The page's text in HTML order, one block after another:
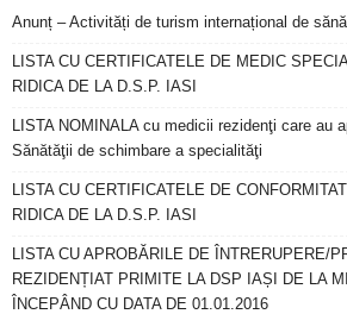
Anunț – Activități de turism internațional de
LISTA CU CERTIFICATELE DE MEDIC
RIDICA DE LA D.S.P. IASI
LISTA NOMINALA cu medicii rezidenţi care au
Sănătăţii de schimbare a specialităţi
LISTA CU CERTIFICATELE DE
RIDICA DE LA D.S.P. IASI
LISTA CU APROBĂRILE DE ÎNTRERUPERE/
REZIDENȚIAT PRIMITE LA DSP IAȘI DE LA
ÎNCEPÂND CU DATA DE 01.01.2016